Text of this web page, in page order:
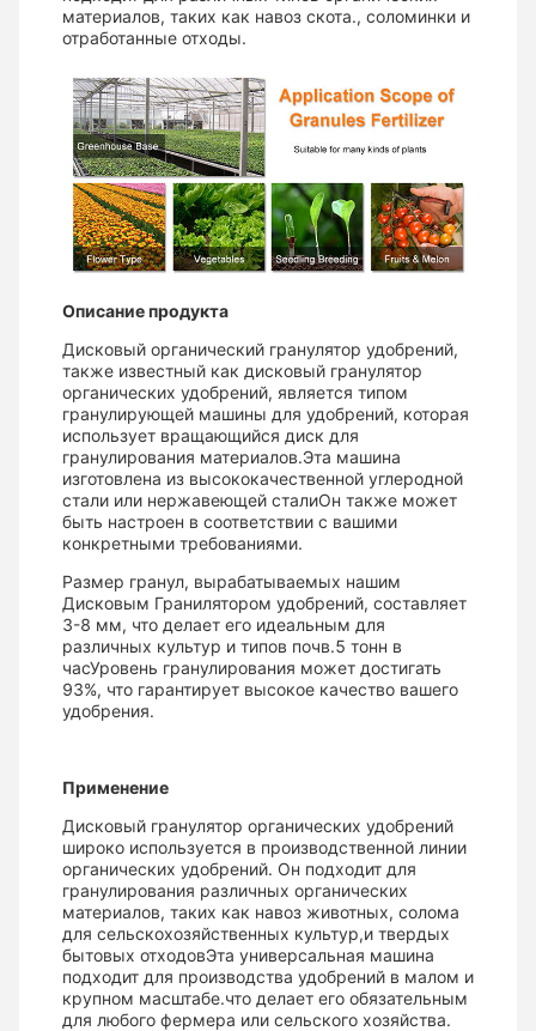
материалов, таких как навоз скота., соломинки и
отработанные отходы.
Описание продукта
Дисковый органический гранулятор удобрений,
также известный как дисковый гранулятор
органических удобрений, является типом
гранулирующей машины для удобрений, которая
использует вращающийся диск для
гранулирования материалов.Эта машина
изготовлена из высококачественной углеродной
стали или нержавеющей сталиОн также может
быть настроен в соответствии с вашими
конкретными требованиями.
Размер гранул, вырабатываемых нашим
Дисковым Гранилятором удобрений, составляет
3-8 мм, что делает его идеальным для
различных культур и типов почв.5 тонн в
часУровень гранулирования может достигать
93%, что гарантирует высокое качество вашего
удобрения.
Применение
Дисковый гранулятор органических удобрений
широко используется в производственной линии
органических удобрений. Он подходит для
гранулирования различных органических
материалов, таких как навоз животных, солома
для сельскохозяйственных культур,и твердых
бытовых отходовЭта универсальная машина
подходит для производства удобрений в малом и
крупном масштабе.что делает его обязательным
для любого фермера или сельского хозяйства.